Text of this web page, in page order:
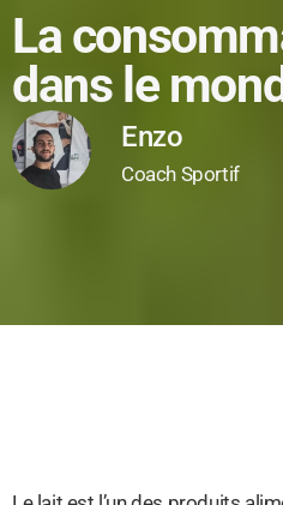
La
dans le
Enzo
Coach Sportif